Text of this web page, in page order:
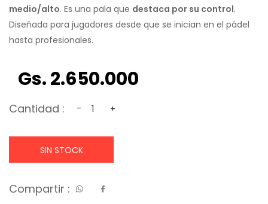
medio/alto. Es una pala que destaca por su control.
Diseñada para jugadores desde que se inician en el pádel
hasta profesionales.
Gs. 2.650.000
Cantidad : - +
SIN STOCK
Compartir :